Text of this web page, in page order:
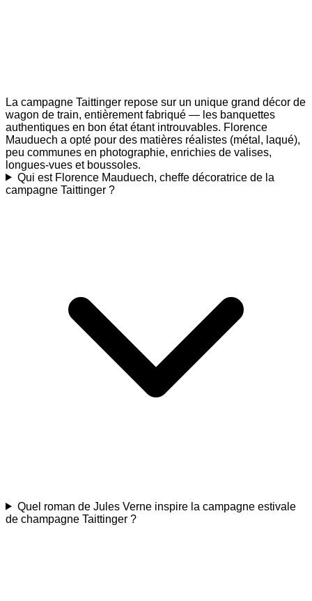
La campagne Taittinger repose sur un unique grand décor de
wagon de train, entièrement fabriqué — les banquettes
authentiques en bon état étant introuvables. Florence
Mauduech a opté pour des matières réalistes (métal, laqué),
peu communes en photographie, enrichies de valises,
longues-vues et boussoles.
Qui est Florence Mauduech, cheffe décoratrice de la
campagne Taittinger ?
Quel roman de Jules Verne inspire la campagne estivale
de champagne Taittinger ?